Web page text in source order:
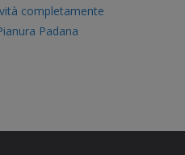
completamente
Padana